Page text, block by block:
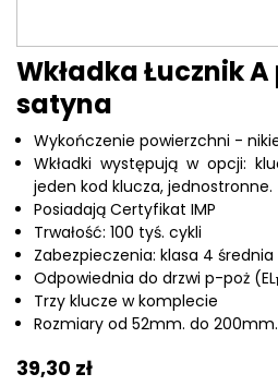
Wkładka Łucznik
satyna
Wykończenie powierzchni -
Wkładki występują w opcji:
jeden kod klucza, jednostronne.
Posiadają Certyfikat IMP
Trwałość: 100 tyś. cykli
Zabezpieczenia: klasa 4 średnia
Odpowiednia do drzwi p-poż (EL1
Trzy klucze w komplecie
Rozmiary od 52mm. do 200mm.
39,30 zł